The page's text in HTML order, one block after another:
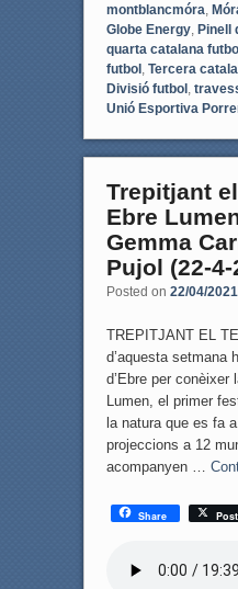
montblancmóra,
Globe Energy, Pinell
quarta catalana futbol
futbol , Tercera
Divisió futbol ,
Unió Esportiva
Trepitjant
Ebre
Gemma
Pujol (22-4-
Posted on 22/04/2021
TREPITJANT EL
d’aquesta setmana
d’Ebre per conèixer
Lumen, el primer
la natura que es fa
projeccions a 12
acompanyen …
Share Post